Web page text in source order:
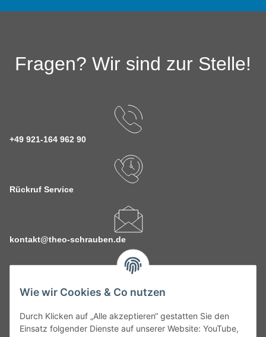
Wie wir Cookies & Co nutzen
Durch Klicken auf „Alle akzeptieren“ gestatten Sie den
Einsatz folgender Dienste auf unserer Website: YouTube,
Fragen? Wir sind zur Stelle!
+49 921-164 962 90
Rückruf Service
kontakt@theo-schrauben.de
Service